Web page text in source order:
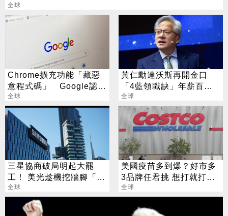
全球
Chrome擴充功能「藏惡
意程式碼」 Google認
了：已下架
全球
黃仁勳達沃斯再開金口
「4藍領職缺」年薪百萬
不是夢
全球
三星協商破局明起大罷
工！ 美光趁機挖牆腳「帶
3億年薪來敲門」
全球
美國疫苗多到爆？好市多
3品牌任君挑 想打就打免
預約
全球